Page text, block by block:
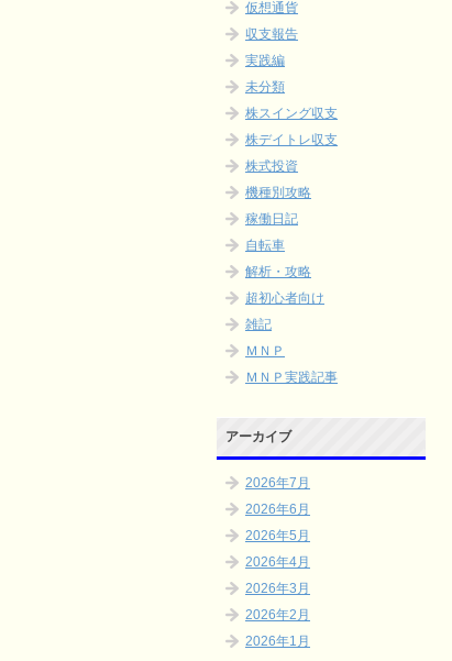
仮想通貨
収支報告
実践編
未分類
株スイング収支
株デイトレ収支
株式投資
機種別攻略
稼働日記
自転車
解析・攻略
超初心者向け
雑記
ＭＮＰ
ＭＮＰ実践記事
アーカイブ
2026年7月
2026年6月
2026年5月
2026年4月
2026年3月
2026年2月
2026年1月